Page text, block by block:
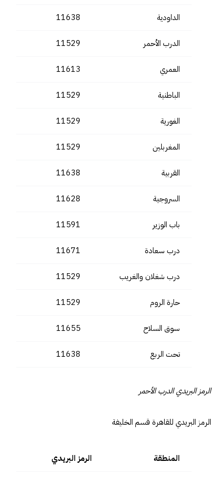
الداودية 11638
الدرب الأحمر 11529
العمري 11613
الباطنية 11529
الغورية 11529
المغربلين 11529
القربية 11638
السروجية 11628
باب الوزير 11591
درب سعادة 11671
درب شغلان والغريب 11529
حارة الروم 11529
سوق السلاح 11655
تحت الربع 11638
الرمز البريدي الدرب الأحمر
الرمز البريدي للقاهرة قسم الخليفة
المنطقة الرمز البريدي